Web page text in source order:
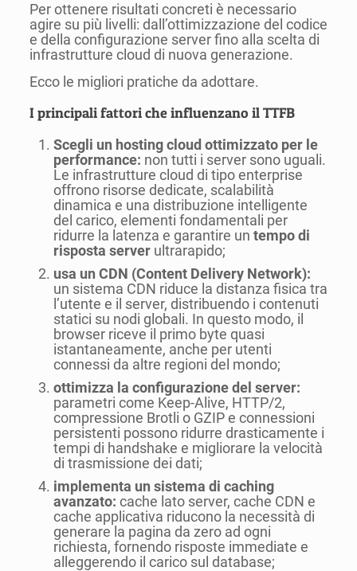
Per ottenere risultati concreti è necessario
agire su più livelli: dall’ottimizzazione del codice
e della configurazione server fino alla scelta di
infrastrutture cloud di nuova generazione.
Ecco le migliori pratiche da adottare.
I principali fattori che influenzano il TTFB
Scegli un hosting cloud ottimizzato per le
performance: non tutti i server sono uguali.
Le infrastrutture cloud di tipo enterprise
offrono risorse dedicate, scalabilità
dinamica e una distribuzione intelligente
del carico, elementi fondamentali per
ridurre la latenza e garantire un tempo di
risposta serverultrarapido;
usa un CDN (Content Delivery Network):
un sistema CDN riduce la distanza fisica tra
l’utente e il server, distribuendo i contenuti
statici su nodi globali. In questo modo, il
browser riceve il primo byte quasi
istantaneamente, anche per utenti
connessi da altre regioni del mondo;
ottimizza la configurazione del server:
parametri come Keep-Alive, HTTP/2,
compressione Brotli o GZIP e connessioni
persistenti possono ridurre drasticamente i
tempi di handshake e migliorare la velocità
di trasmissione dei dati;
implementa un sistema di caching
avanzato: cache lato server, cache CDN e
cache applicativa riducono la necessità di
generare la pagina da zero ad ogni
richiesta, fornendo risposte immediate e
alleggerendo il carico sul database;